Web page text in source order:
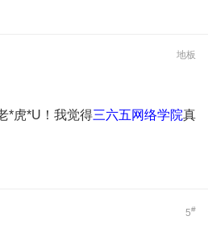
地板
*虎*U！我觉得三六五网络学院真
5#